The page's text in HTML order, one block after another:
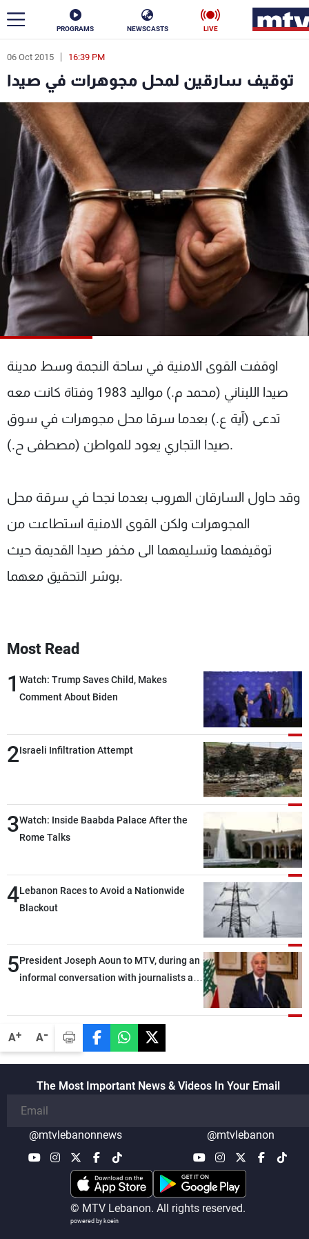
PROGRAMS NEWSCASTS LIVE
A+ A-
06 Oct 2015 16:39 PM
توقيف سارقين لمحل مجوهرات في صيدا
اوقفت القوى الامنية في ساحة النجمة وسط مدينة
صيدا اللبناني (محمد م.) مواليد 1983 وفتاة كانت معه
تدعى (آية ع.) بعدما سرقا محل مجوهرات في سوق
صيدا التجاري يعود للمواطن (مصطفى ح.).
وقد حاول السارقان الهروب بعدما نجحا في سرقة محل
المجوهرات ولكن القوى الامنية استطاعت من
توقيفهما وتسليمهما الى مخفر صيدا القديمة حيث
بوشر التحقيق معهما.
Most Read
1 Watch: Trump Saves Child, Makes
Comment About Biden
2Israeli Infiltration Attempt
3Watch: Inside Baabda Palace After the
Rome Talks
4Lebanon Races to Avoid a Nationwide
Blackout
5President Joseph Aoun to MTV, during an
informal conversation with journalists at
secure everything it seeks from the
outset, but we need to continue pursuing
the talks
The Most Important News & Videos In Your Email
@mtvlebanonnews @mtvlebanon
© MTV Lebanon. All rights reserved.
powered by koein
ar
News
Politics Business
Life
Varieties Sports
The Programs
Schedule
Watch
Frequencies
Production
Advertisements
Contact Us
Terms Of Use
Privacy Policy